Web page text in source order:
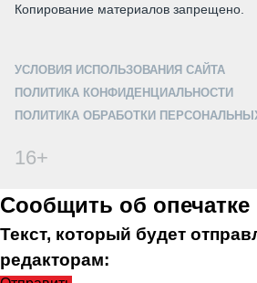
Копирование материалов запрещено.
УСЛОВИЯ ИСПОЛЬЗОВАНИЯ САЙТА
ПОЛИТИКА КОНФИДЕНЦИАЛЬНОСТИ
ПОЛИТИКА ОБРАБОТКИ
16+
Сообщить об опечатке
Текст, который будет
редакторам: